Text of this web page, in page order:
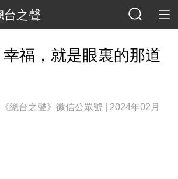
台之聲
福，就是眼裏的那道
總台之聲》微信公眾號 | 2024年02月